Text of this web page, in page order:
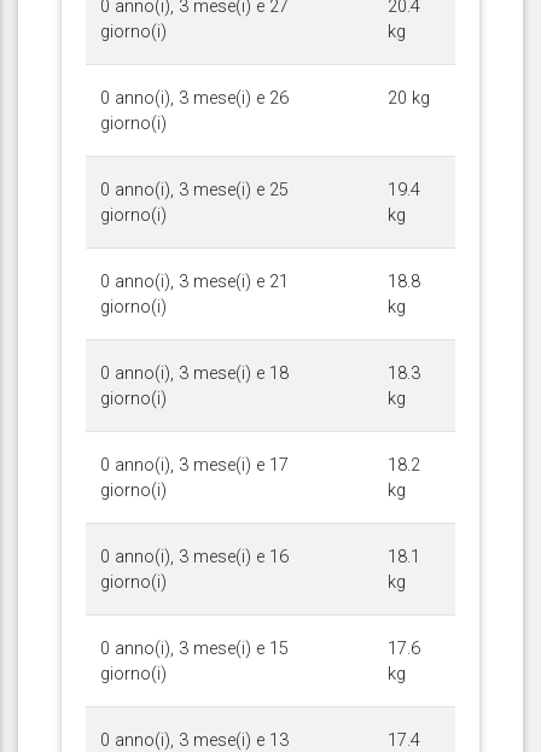
0 anno(i), 3 mese(i) e 27
giorno(i)
20.4
kg
0 anno(i), 3 mese(i) e 26
giorno(i)
20 kg
0 anno(i), 3 mese(i) e 25
giorno(i)
19.4
kg
0 anno(i), 3 mese(i) e 21
giorno(i)
18.8
kg
0 anno(i), 3 mese(i) e 18
giorno(i)
18.3
kg
0 anno(i), 3 mese(i) e 17
giorno(i)
18.2
kg
0 anno(i), 3 mese(i) e 16
giorno(i)
18.1
kg
0 anno(i), 3 mese(i) e 15
giorno(i)
17.6
kg
0 anno(i), 3 mese(i) e 13
17.4